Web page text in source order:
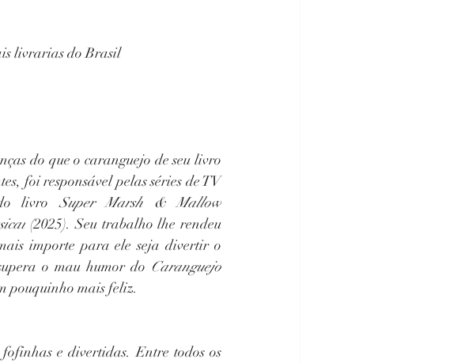
livrarias do Brasil
do que o caranguejo de seu livro
gosta de ficar irritado. Criador de diversas produções marcantes, foi responsável pelas séries de TV
do livro Super Marsh & Mallow
(2025). Seu trabalho lhe rendeu
importe para ele seja divertir o
o mau humor do Caranguejo
pouquinho mais feliz.
e divertidas. Entre todos os